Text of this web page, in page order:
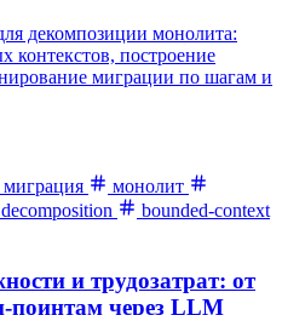
декомпозиции монолита:
контекстов, построение
миграции по шагам и
миграция
монолит
decomposition
bounded-context
и трудозатрат: от
поинтам через LLM